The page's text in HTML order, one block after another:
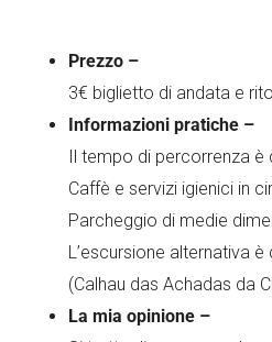
Prezzo –
3€ biglietto di andata e
Informazioni pratiche –
Il tempo di percorrenza è
Caffè e servizi igienici in
Parcheggio di medie
L’escursione alternativa
(Calhau das Achadas da
La mia opinione –